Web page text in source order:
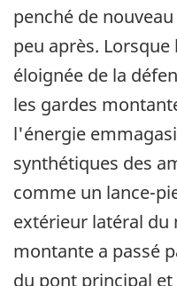
penché de
peu après.
éloignée de la
les gardes
l'énergie
synthétiques des
comme un lance-
extérieur latéral du
montante a passé
du pont principal et